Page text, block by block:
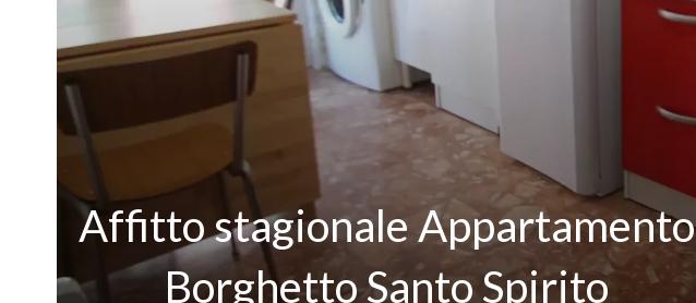
Affitto stagionale Appartamento
Borghetto Santo Spirito